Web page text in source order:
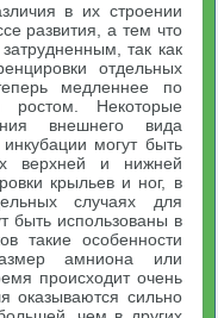
в их строении
развития, а тем что
так как
отдельных
медленнее по
Некоторые
внешнего вида
могут быть
верхней и нижней
крыльев и ног, в
случаях для
быть использованы в
такие особенности
амниона или
происходит очень
оказываются сильно